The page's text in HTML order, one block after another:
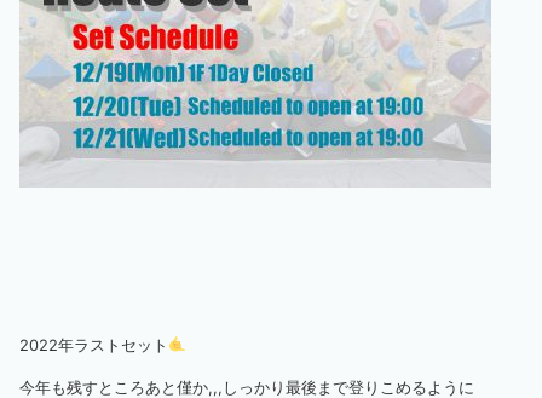
2022年ラストセット
今年も残すところあと僅か,,,しっかり最後まで登りこめるように